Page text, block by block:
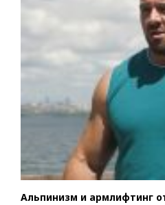
Альпинизм и армлифтинг